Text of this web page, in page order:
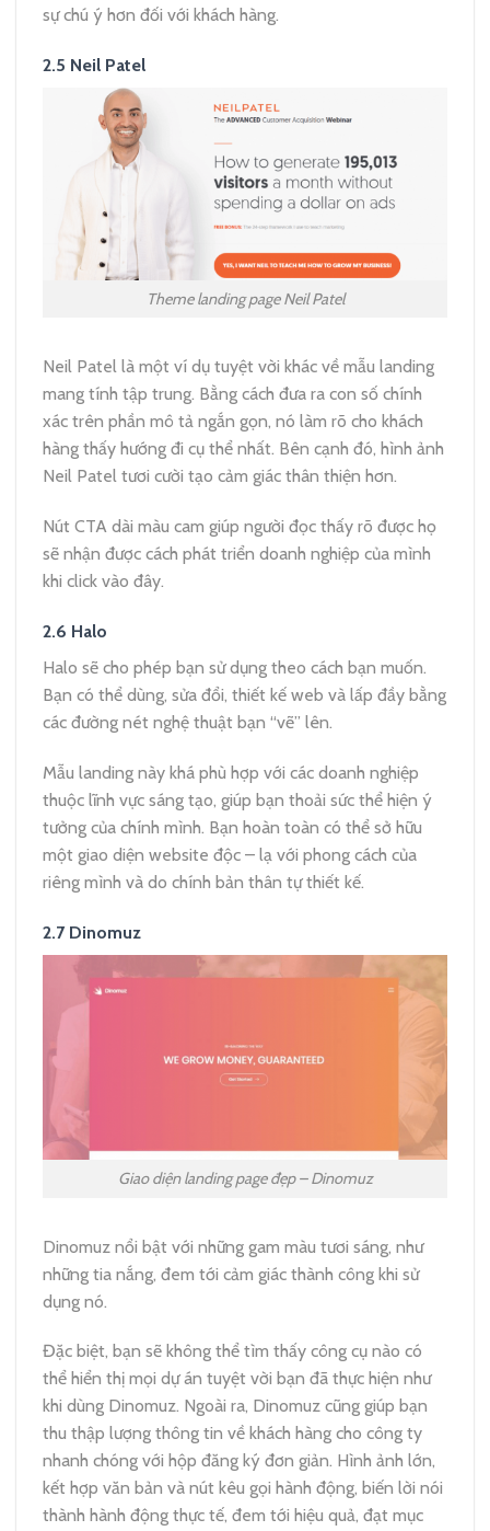
sự chú ý hơn đối với khách hàng.
2.5 Neil Patel
Theme landing page Neil Patel
Neil Patel là một ví dụ tuyệt vời khác về mẫu landing
mang tính tập trung. Bằng cách đưa ra con số chính
xác trên phần mô tả ngắn gọn, nó làm rõ cho khách
hàng thấy hướng đi cụ thể nhất. Bên cạnh đó, hình ảnh
Neil Patel tươi cười tạo cảm giác thân thiện hơn.
Nút CTA dài màu cam giúp người đọc thấy rõ được họ
sẽ nhận được cách phát triển doanh nghiệp của mình
khi click vào đây.
2.6 Halo
Halo sẽ cho phép bạn sử dụng theo cách bạn muốn.
Bạn có thể dùng, sửa đổi, thiết kế web và lấp đầy bằng
các đường nét nghệ thuật bạn “vẽ” lên.
Mẫu landing này khá phù hợp với các doanh nghiệp
thuộc lĩnh vực sáng tạo, giúp bạn thoải sức thể hiện ý
tưởng của chính mình. Bạn hoàn toàn có thể sở hữu
một giao diện website độc – lạ với phong cách của
riêng mình và do chính bản thân tự thiết kế.
2.7 Dinomuz
Giao diện landing page đẹp – Dinomuz
Dinomuz nổi bật với những gam màu tươi sáng, như
những tia nắng, đem tới cảm giác thành công khi sử
dụng nó.
Đặc biệt, bạn sẽ không thể tìm thấy công cụ nào có
thể hiển thị mọi dự án tuyệt vời bạn đã thực hiện như
khi dùng Dinomuz. Ngoài ra, Dinomuz cũng giúp bạn
thu thập lượng thông tin về khách hàng cho công ty
nhanh chóng với hộp đăng ký đơn giản. Hình ảnh lớn,
kết hợp văn bản và nút kêu gọi hành động, biến lời nói
thành hành động thực tế, đem tới hiệu quả, đạt mục